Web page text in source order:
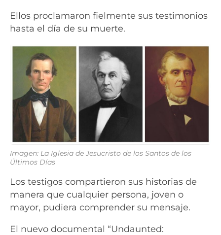
Ellos proclamaron fielmente sus testimonios
hasta el día de su muerte.
Imagen: La Iglesia de Jesucristo de los Santos de los
Últimos Días
Los testigos compartieron sus historias de
manera que cualquier persona, joven o
mayor, pudiera comprender su mensaje.
El nuevo documental “Undaunted: